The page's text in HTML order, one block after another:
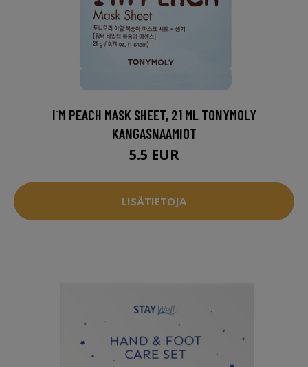
I´M PEACH MASK SHEET, 21 ML TONYMOLY
KANGASNAAMIOT
5.5 EUR
LISÄTIETOJA